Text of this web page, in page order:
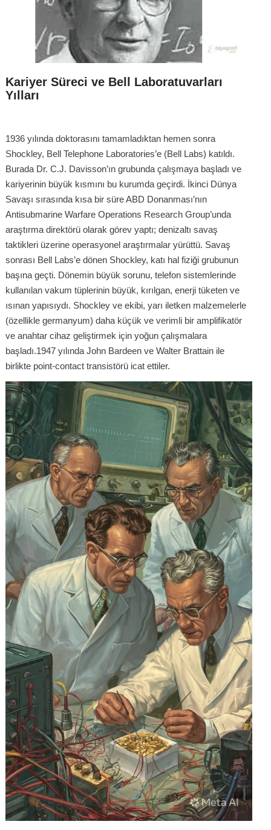
Kariyer Süreci ve Bell Laboratuvarları
Yılları
1936 yılında doktorasını tamamladıktan hemen sonra
Shockley, Bell Telephone Laboratories’e (Bell Labs) katıldı.
Burada Dr. C.J. Davisson’ın grubunda çalışmaya başladı ve
kariyerinin büyük kısmını bu kurumda geçirdi. İkinci Dünya
Savaşı sırasında kısa bir süre ABD Donanması’nın
Antisubmarine Warfare Operations Research Group’unda
araştırma direktörü olarak görev yaptı; denizaltı savaş
taktikleri üzerine operasyonel araştırmalar yürüttü. Savaş
sonrası Bell Labs’e dönen Shockley, katı hal fiziği grubunun
başına geçti. Dönemin büyük sorunu, telefon sistemlerinde
kullanılan vakum tüplerinin büyük, kırılgan, enerji tüketen ve
ısınan yapısıydı. Shockley ve ekibi, yarı iletken malzemelerle
(özellikle germanyum) daha küçük ve verimli bir amplifikatör
ve anahtar cihaz geliştirmek için yoğun çalışmalara
başladı.1947 yılında John Bardeen ve Walter Brattain ile
birlikte point-contact transistörü icat ettiler.